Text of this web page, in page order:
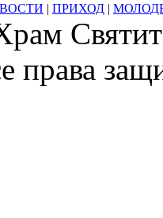
| ПРИХОД |
права